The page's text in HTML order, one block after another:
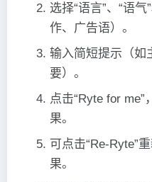
选择“语言”、“语气
作、广告语）。
输入简短提示（如
要）。
点击“Ryte for
果。
可点击“Re-Ryte”
果。